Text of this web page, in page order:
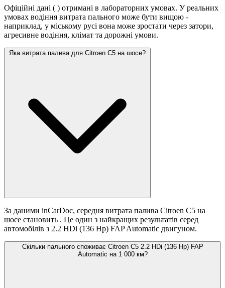
Офіційні дані ( ) отримані в лабораторних умовах. У реальних
умовах водіння витрата пального може бути вищою -
наприклад, у міському русі вона може зростати через затори,
агресивне водіння, клімат та дорожні умови.
Яка витрата палива для Citroen C5 на шосе?
За даними inCarDoc, середня витрата палива Citroen C5 на
шосе становить . Це один з найкращих результатів серед
автомобілів з 2.2 HDi (136 Hp) FAP Automatic двигуном.
Скільки пального споживає Citroen C5 2.2 HDi (136 Hp) FAP
Automatic на 1 000 км?